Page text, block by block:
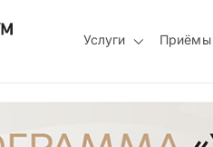
Услуги Приёмы